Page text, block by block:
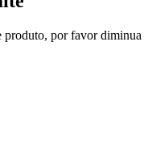
produto, por favor diminua